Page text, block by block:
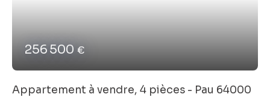
256 500 €
Appartement à vendre, 4 pièces - Pau 64000